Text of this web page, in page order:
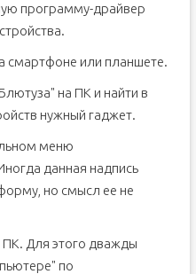
программу-драйвер
смартфоне или планшете.
на ПК и найти в
нужный гаджет.
меню
данная надпись
но смысл ее не
ПК. Для этого дважды
по